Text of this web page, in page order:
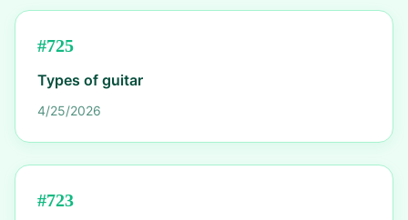
#725
Types of guitar
4/25/2026
#723